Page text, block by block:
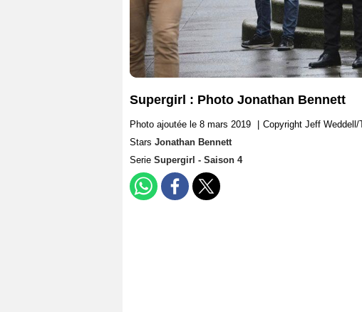
Supergirl : Photo Jonathan Bennett
Photo ajoutée le 8 mars 2019
Copyright Jeff Weddell/
Stars Jonathan Bennett
Serie Supergirl - Saison 4